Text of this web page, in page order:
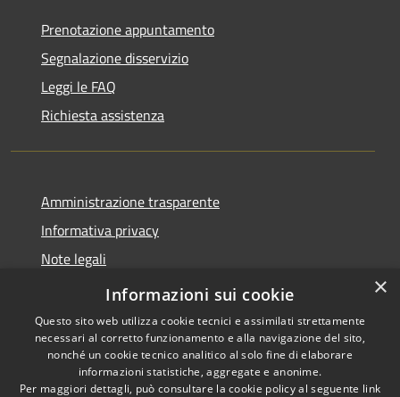
Prenotazione appuntamento
Segnalazione disservizio
Leggi le FAQ
Richiesta assistenza
Amministrazione trasparente
Informativa privacy
Note legali
Dichiarazione di accessibilità
Copyright © 2026 • Comune di
×
Informazioni sui cookie
Questo sito web utilizza cookie tecnici e assimilati strettamente
necessari al corretto funzionamento e alla navigazione del sito,
nonché un cookie tecnico analitico al solo fine di elaborare
informazioni statistiche, aggregate e anonime.
Per maggiori dettagli, può consultare la cookie policy al seguente link